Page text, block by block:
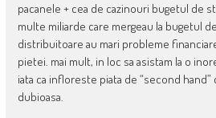
pacanele + cea de cazinouri bugetul de
multe miliarde care mergeau la bugetul
distribuitoare au mari probleme
pietei. mai mult, in loc sa asistam la o
iata ca infloreste piata de “second
dubioasa.